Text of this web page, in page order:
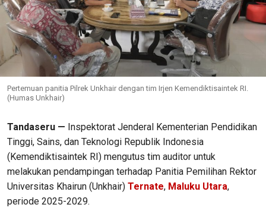
Pertemuan panitia Pilrek Unkhair dengan tim Irjen Kemendiktisaintek RI.
(Humas Unkhair)
Tandaseru — Inspektorat Jenderal Kementerian Pendidikan
Tinggi, Sains, dan Teknologi Republik Indonesia
(Kemendiktisaintek RI) mengutus tim auditor untuk
melakukan pendampingan terhadap Panitia Pemilihan Rektor
Universitas Khairun (Unkhair) Ternate, Maluku Utara,
periode 2025-2029.